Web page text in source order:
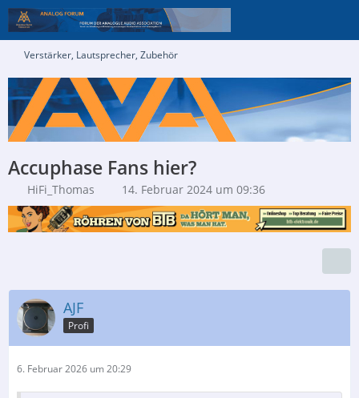
Verstärker, Lautsprecher, Zubehör
Accuphase Fans hier?
HiFi_Thomas 14. Februar 2024 um 09:36
AJF
Profi
6. Februar 2026 um 20:29